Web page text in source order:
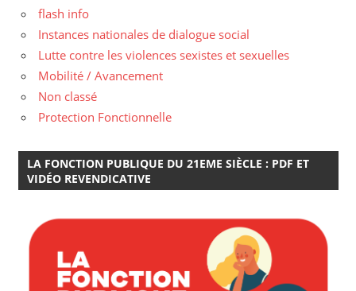
flash info
Instances nationales de dialogue social
Lutte contre les violences sexistes et sexuelles
Mobilité / Avancement
Non classé
Protection Fonctionnelle
LA FONCTION PUBLIQUE DU 21EME SIÈCLE : PDF ET
VIDÉO REVENDICATIVE